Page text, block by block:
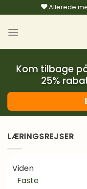
til
indhold
Allerede
Kom tilbage
25%
LÆRINGSREJSER
Viden
Faste